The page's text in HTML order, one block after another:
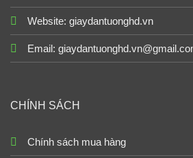
Website: giaydantuonghd.vn
Email:
CHÍNH SÁCH
Chính sách mua hàng